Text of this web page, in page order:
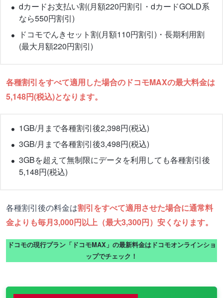
dカードお支払い割(月額220円割引・dカードGOLD系
なら550円割引)
ドコモでんきセット割(月額110円割引)・長期利用割
(最大月額220円割引)
各種割引をすべて適用した場合のドコモMAXの最大料金は
5,148円(税込)となります。
1GB/月まで各種割引後2,398円(税込)
3GB/月まで各種割引後3,498円(税込)
3GBを超えて無制限にデータを利用しても各種割引後
5,148円(税込)
各種割引後の料金は割引をすべて適用させた場合に通常料
金よりも毎月3,000円以上（最大3,300円）安くなります。
ドコモの現行プラン「ドコモMAX」の最新料金はドコモオンラインショ
ップでチェック！